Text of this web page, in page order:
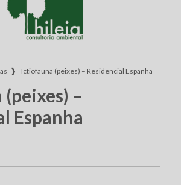
❱ Ictiofauna (peixes) – Residencial Espanha
–
Espanha